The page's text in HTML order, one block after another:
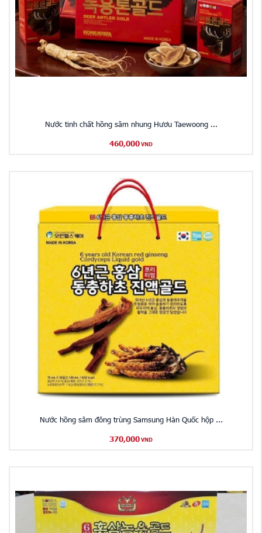
Nước tinh chất hồng sâm nhung Hươu Taewoong ...
460,000 VND
Nước hồng sâm đông trùng Samsung Hàn Quốc hộp ...
370,000 VND